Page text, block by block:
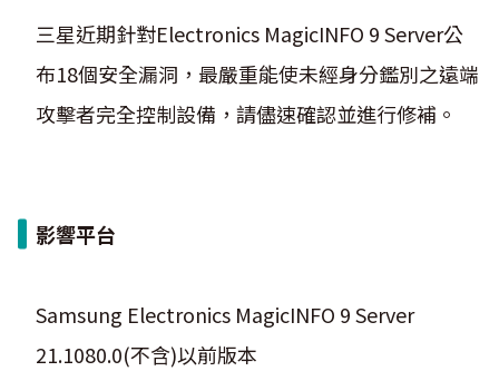
三星近期針對Electronics MagicINFO 9 Server公
布18個安全漏洞，最嚴重能使未經身分鑑別之遠端
攻擊者完全控制設備，請儘速確認並進行修補。
影響平台
Samsung Electronics MagicINFO 9 Server
21.1080.0(不含)以前版本